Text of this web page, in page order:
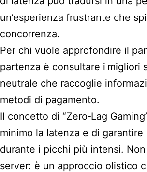
un’esperienza frustrante che
concorrenza.
Per chi vuole approfondire il
partenza è consultare i migliori
neutrale che raccoglie
metodi di pagamento.
Il concetto di “Zero‑Lag
minimo la latenza e di
durante i picchi più intensi.
server: è un approccio olistico